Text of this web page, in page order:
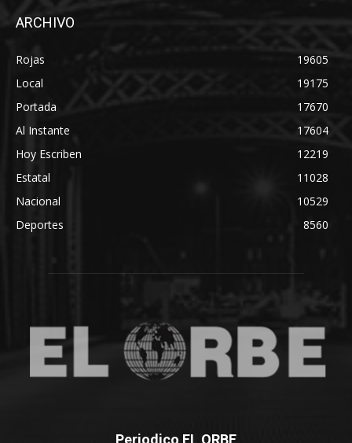
ARCHIVO
Rojas
19605
Local
19175
Portada
17670
Al Instante
17604
Hoy Escriben
12219
Estatal
11028
Nacional
10529
Deportes
8560